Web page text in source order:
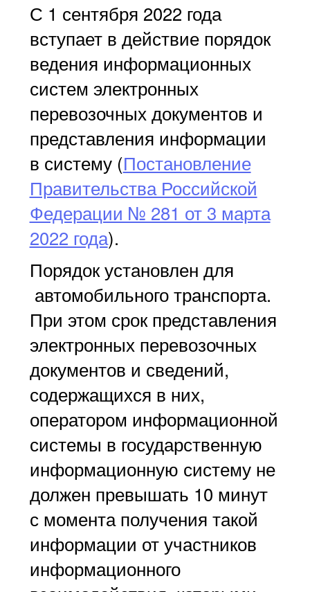
С 1 сентября 2022 года
вступает в действие порядок
ведения информационных
систем электронных
перевозочных документов и
представления информации
в систему (Постановление
Правительства Российской
Федерации № 281 от 3 марта
2022 года).
Порядок установлен для
автомобильного транспорта.
При этом срок представления
электронных перевозочных
документов и сведений,
содержащихся в них,
оператором информационной
системы в государственную
информационную систему не
должен превышать 10 минут
с момента получения такой
информации от участников
информационного